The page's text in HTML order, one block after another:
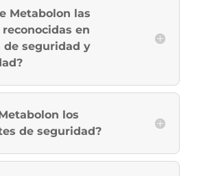
Metabolon las
en
de seguridad y
los
de seguridad?